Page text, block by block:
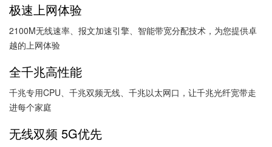
极速上网体验
2100M无线速率、报文加速引擎、智能带宽分配技术，为您提供卓
越的上网体验
全千兆高性能
千兆专用CPU、千兆双频无线、千兆以太网口，让千兆光纤宽带走
进每个家庭
无线双频 5G优先